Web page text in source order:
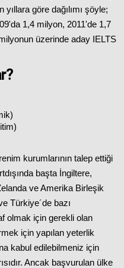
yıllara göre dağılımı şöyle;
1,4 milyon, 2011'de 1,7
üzerinde aday IELTS
kurumlarının talep ettiği
başta İngiltere,
ve Amerika Birleşik
Türkiye´de bazı
olmak için gerekli olan
için yapılan yeterlik
kabul edilebilmeniz için
Ancak başvurulan ülke